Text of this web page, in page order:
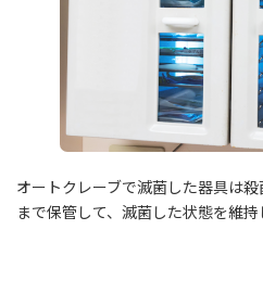
オートクレーブで滅菌した器具は
まで保管して、滅菌した状態を維持